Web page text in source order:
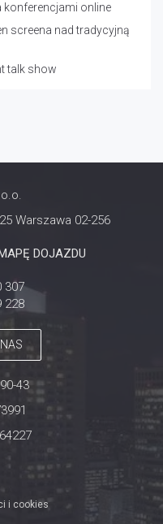
konferencjami online
screena nad tradycyjną
talk show
Warszawa 02-256
DOJAZDU
307
228
43
i cookies